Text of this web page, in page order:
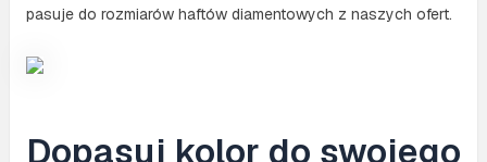
pasuje do rozmiarów haftów diamentowych z naszych ofert.
Dopasuj kolor do swojego